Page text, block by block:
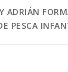
ADRIÁN
PESCA